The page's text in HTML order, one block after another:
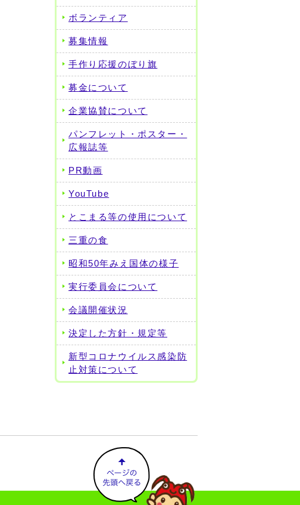
ボランティア
募集情報
手作り応援のぼり旗
募金について
企業協賛について
パンフレット・ポスター・
広報誌等
PR動画
YouTube
とこまる等の使用について
三重の食
昭和50年みえ国体の様子
実行委員会について
会議開催状況
決定した方針・規定等
新型コロナウイルス感染防
止対策について